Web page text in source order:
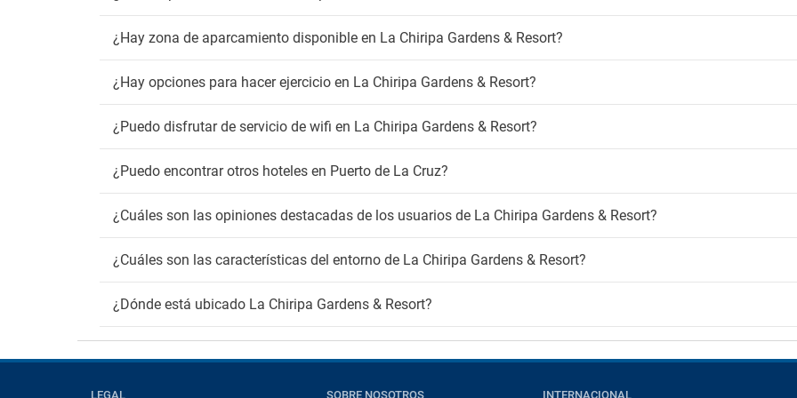
¿Hay zona de aparcamiento disponible en La Chiripa Gardens & Resort?
¿Hay opciones para hacer ejercicio en La Chiripa Gardens & Resort?
¿Puedo disfrutar de servicio de wifi en La Chiripa Gardens & Resort?
¿Puedo encontrar otros hoteles en Puerto de La Cruz?
¿Cuáles son las opiniones destacadas de los usuarios de La Chiripa Gardens & Resort?
¿Cuáles son las características del entorno de La Chiripa Gardens & Resort?
¿Dónde está ubicado La Chiripa Gardens & Resort?
LEGAL SOBRE NOSOTROS INTERNACIONAL